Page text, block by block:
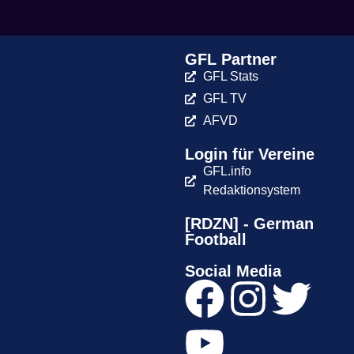
GFL Partner
GFL Stats
GFL TV
AFVD
Login für Vereine
GFL.info
Redaktionsystem
[RDZN] - German
Football
Social Media